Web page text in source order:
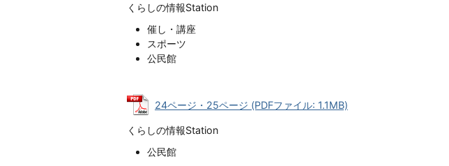
くらしの情報Station
催し・講座
スポーツ
公民館
24ページ・25ページ (PDFファイル: 1.1MB)
くらしの情報Station
公民館